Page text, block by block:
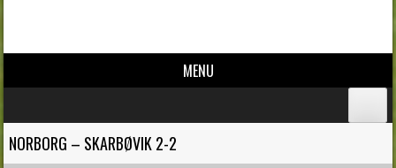
MENU
NORBORG – SKARBØVIK 2-2